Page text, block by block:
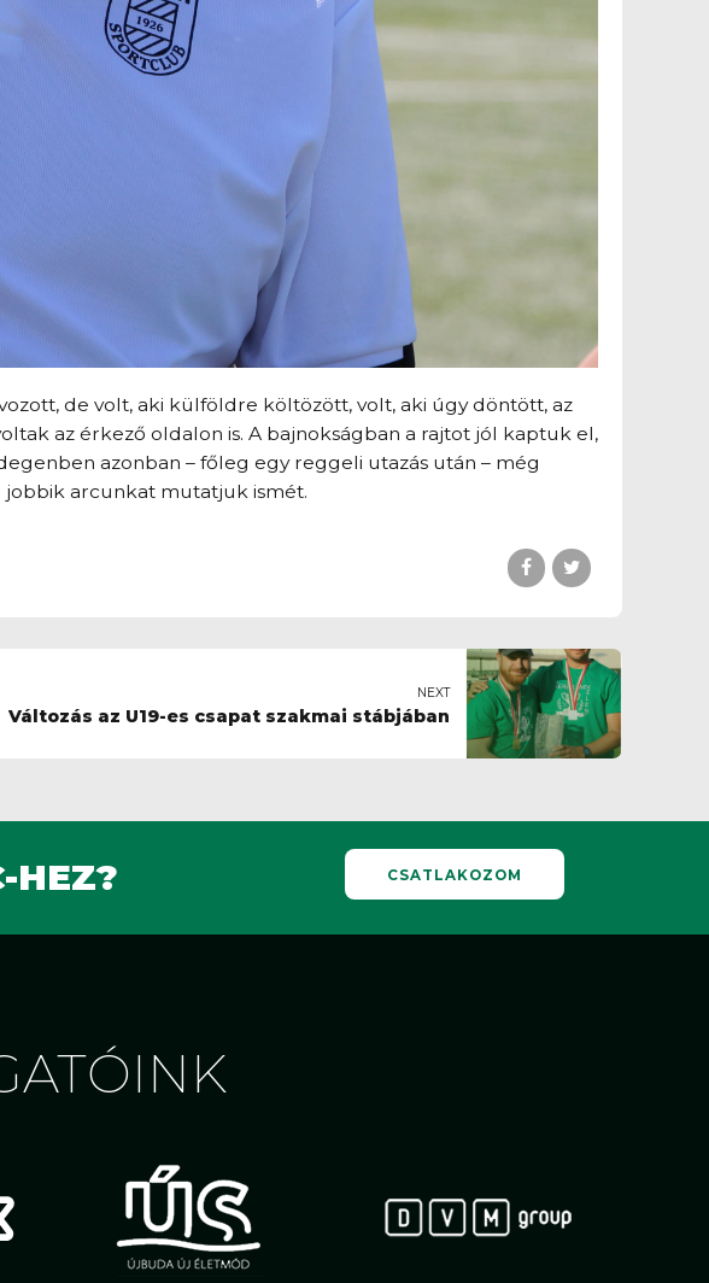
de volt, aki külföldre költözött, volt, aki úgy döntött, az
az érkező oldalon is. A bajnokságban a rajtot jól kaptuk el,
azonban – főleg egy reggeli utazás után – még
jobbik arcunkat mutatjuk ismét.
NEXT
Változás az U19-es csapat szakmai stábjában
HEZ? CSATLAKOZOM